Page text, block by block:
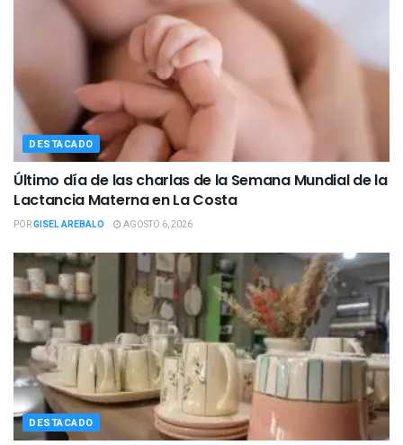
DESTACADO
Último día de las charlas de la Semana Mundial de la
Lactancia Materna en La Costa
PORGISEL AREBALO AGOSTO 6, 2026
DESTACADO